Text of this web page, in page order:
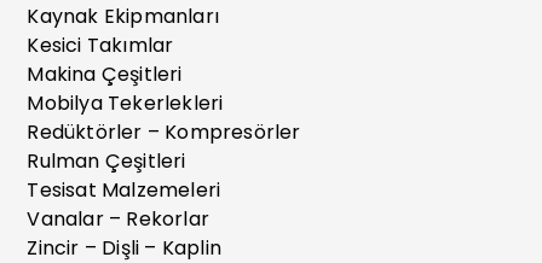
Kaynak Ekipmanları
Kesici Takımlar
Makina Çeşitleri
Mobilya Tekerlekleri
Redüktörler – Kompresörler
Rulman Çeşitleri
Tesisat Malzemeleri
Vanalar – Rekorlar
Zincir – Dişli – Kaplin